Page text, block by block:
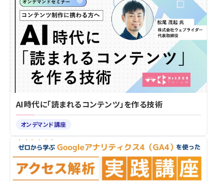
AI時代に「読まれるコンテンツ」を作る技術
オンデマンド講座